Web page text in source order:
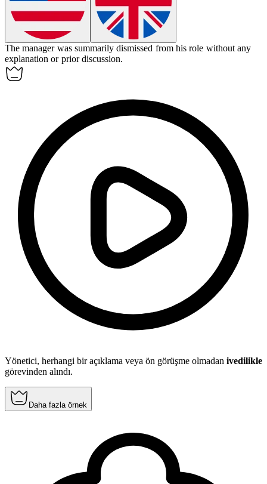
The manager was summarily dismissed from his role without any
explanation or prior discussion.
Yönetici, herhangi bir açıklama veya ön görüşme olmadan ivedilikle
görevinden alındı.
Daha fazla örnek